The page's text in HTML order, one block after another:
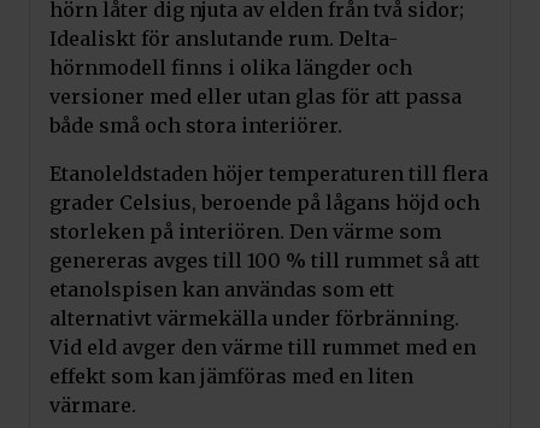
Art.nr. AF-DC/BRZOZA/K
Lägg till i varukorg
Glödfiber
Pris:690 kr
Art.nr. GLOW/FLAME
Lägg till i varukorg
Kratki Dekorativ MIX Ved
Pris:1 250kr
Art.nr. AF-DC/MIX
hörn låter dig njuta av elden från två sidor;
Idealiskt för anslutande rum. Delta-
hörnmodell finns i olika längder och
versioner med eller utan glas för att passa
både små och stora interiörer.
Etanoleldstaden höjer temperaturen till flera
grader Celsius, beroende på lågans höjd och
storleken på interiören. Den värme som
genereras avges till 100 % till rummet så att
etanolspisen kan användas som ett
alternativt värmekälla under förbränning.
Vid eld avger den värme till rummet med en
effekt som kan jämföras med en liten
värmare.